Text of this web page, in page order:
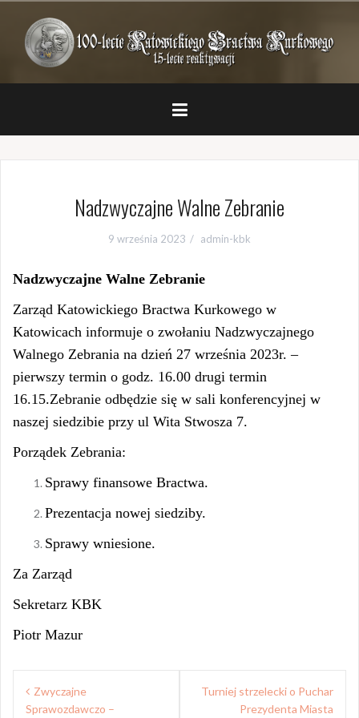
treści
Nadzwyczajne Walne Zebranie
9 września 2023 admin-kbk
Nadzwyczajne Walne Zebranie
Zarząd Katowickiego Bractwa Kurkowego w
Katowicach informuje o zwołaniu Nadzwyczajnego
Walnego Zebrania na dzień 27 września 2023r. –
pierwszy termin o godz. 16.00 drugi termin
16.15.Zebranie odbędzie się w sali konferencyjnej w
naszej siedzibie przy ul Wita Stwosza 7.
Porządek Zebrania:
Sprawy finansowe Bractwa.
Prezentacja nowej siedziby.
Sprawy wniesione.
Za Zarząd
Sekretarz KBK
Piotr Mazur
Nawigacja
wpisu
Zwyczajne
Sprawozdawczo –
Turniej strzelecki o Puchar
Prezydenta Miasta